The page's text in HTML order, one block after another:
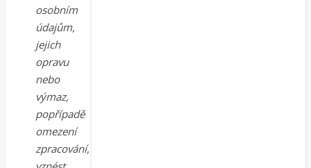
osobním
údajům,
jejich
opravu
nebo
výmaz,
popřípadě
omezení
zpracování,